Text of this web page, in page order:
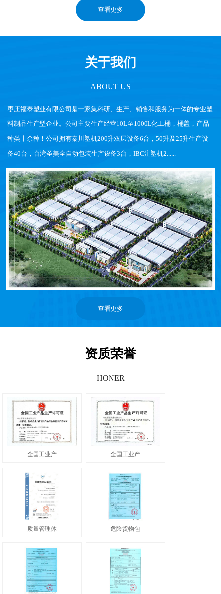
查看更多
关于我们
ABOUT US
枣庄福泰塑业有限公司是一家集科研、生产、销售和服务为一体的专业塑
料制品生产型企业。公司主要生产经营10L至1000L化工桶，桶盖，产品
种类十余种！公司拥有秦川塑机200升双层设备6台，50升及25升生产设
备40台，台湾圣美全自动包装生产设备3台，IBC注塑机2......
查看更多
资质荣誉
HONER
全国工业产 全国工业产
质量管理体 危险货物包